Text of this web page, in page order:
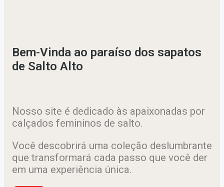
Bem-Vinda ao paraíso dos sapatos
de Salto Alto
Nosso site é dedicado às apaixonadas por
calçados femininos de salto.
Você descobrirá uma coleção deslumbrante
que transformará cada passo que você der
em uma experiência única.